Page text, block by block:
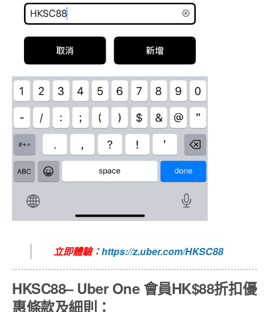
立即體驗：https://z.uber.com/HKSC88
HKSC88– Uber One 會員HK$88折扣優
惠條款及細則：